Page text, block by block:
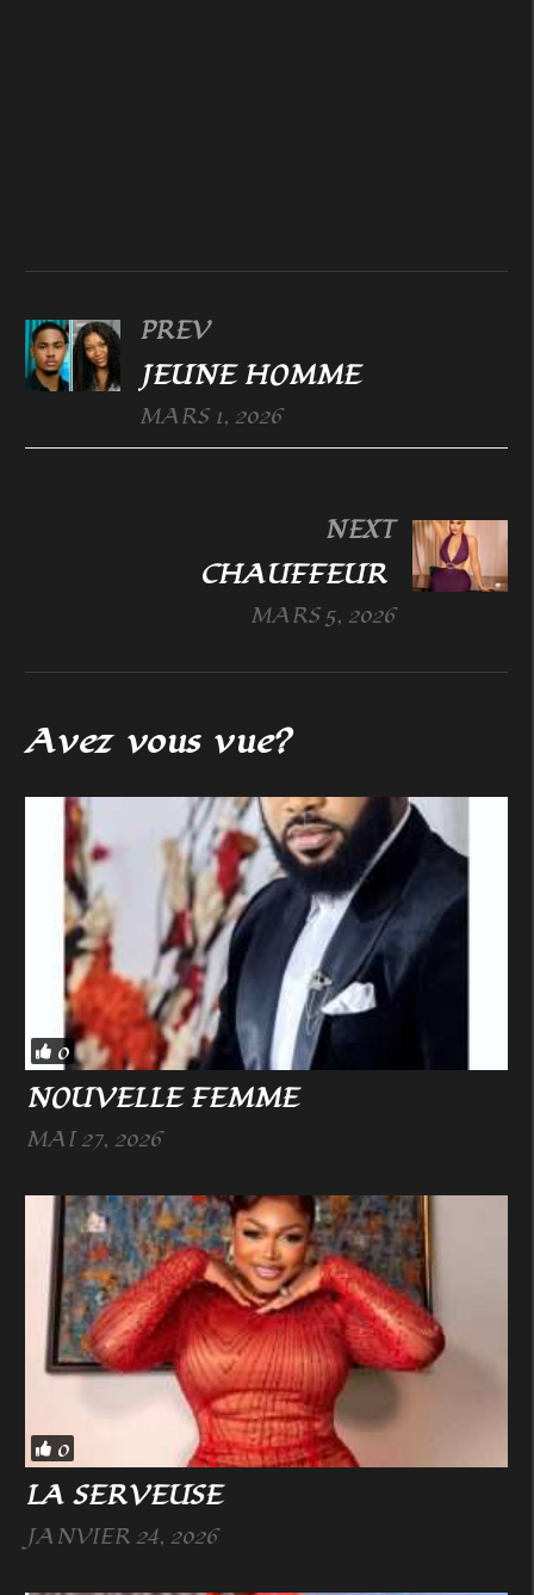
PREV
JEUNE HOMME
MARS 1, 2026
NEXT
CHAUFFEUR
MARS 5, 2026
Avez vous vue?
0
NOUVELLE FEMME
MAI 27, 2026
0
LA SERVEUSE
JANVIER 24, 2026